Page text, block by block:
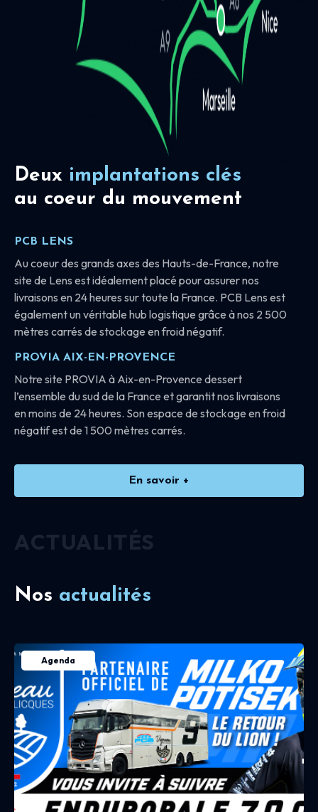
Deux implantations clés
au coeur du mouvement
PCB LENS
Au coeur des grands axes des Hauts-de-France, notre
site de Lens est idéalement placé pour assurer nos
livraisons en 24 heures sur toute la France. PCB Lens est
également un véritable hub logistique grâce à nos 2 500
mètres carrés de stockage en froid négatif.
PROVIA AIX-EN-PROVENCE
Notre site PROVIA à Aix-en-Provence dessert
l’ensemble du sud de la France et garantit nos livraisons
en moins de 24 heures. Son espace de stockage en froid
négatif est de 1 500 mètres carrés.
En savoir +
ACTUALITÉS
Nos actualités
Agenda